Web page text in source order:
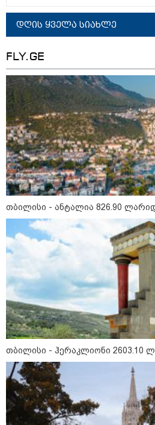
ყვარელში
მოწყობილ
ფაქტზე
მელიას
ბრალდება
მოზაიკა
11:17 / 08-08-2026
დღის ყველა სიახლე
FLY.GE
თბილისი - ანტალია 826.90
თბილისი - ჰერაკლიონი 2603.10